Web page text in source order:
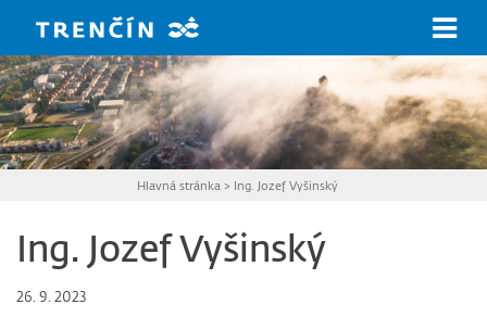
Hlavná stránka > Ing. Jozef Vyšinský
Ing. Jozef Vyšinský
26. 9. 2023